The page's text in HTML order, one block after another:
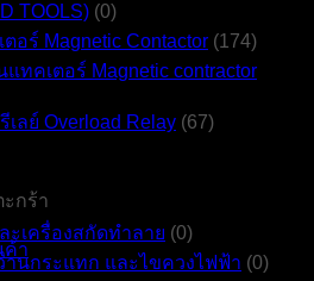
กร้า
ค้า
TOOLS) (0)
อร์ Magnetic Contactor (174)
ทคเตอร์ Magnetic contractor
เลย์ Overload Relay (67)
ะเครื่องสกัดทำลาย (0)
านกระแทก และไขควงไฟฟ้า (0)